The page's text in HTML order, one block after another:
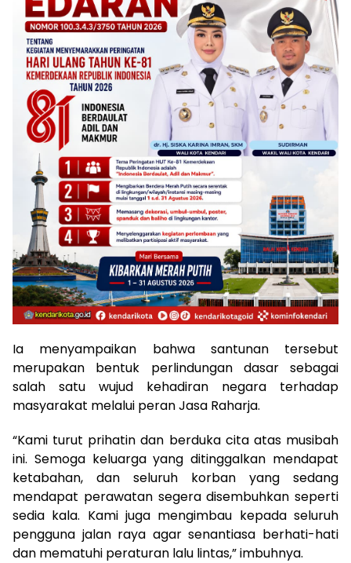
Ia menyampaikan bahwa santunan tersebut
merupakan bentuk perlindungan dasar sebagai
salah satu wujud kehadiran negara terhadap
masyarakat melalui peran Jasa Raharja.
“Kami turut prihatin dan berduka cita atas musibah
ini. Semoga keluarga yang ditinggalkan mendapat
ketabahan, dan seluruh korban yang sedang
mendapat perawatan segera disembuhkan seperti
sedia kala. Kami juga mengimbau kepada seluruh
pengguna jalan raya agar senantiasa berhati-hati
dan mematuhi peraturan lalu lintas,” imbuhnya.